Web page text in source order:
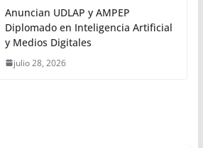
Anuncian UDLAP y AMPEP
Diplomado en Inteligencia Artificial
y Medios Digitales
julio 28, 2026